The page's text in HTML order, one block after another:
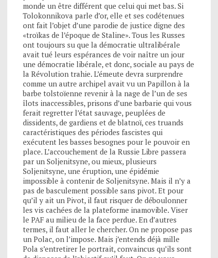
monde un être différent que celui qui met bas. Si
Tolokonnikova parle d’or, elle et ses codétenues
ont fait l’objet d’une parodie de justice digne des
«troïkas de l’époque de Staline». Tous les Russes
ont toujours su que la démocratie ultralibérale
avait tué leurs espérances de voir naître un jour
une démocratie libérale, et donc, sociale au pays de
la Révolution trahie. L’émeute devra surprendre
comme un autre archipel avait vu un Papillon à la
barbe tolstoïenne revenir à la nage de l’un de ses
îlots inaccessibles, prisons d’une barbarie qui vous
ferait regretter l’état sauvage, peuplées de
dissidents, de gardiens et de blatnoï, ces truands
caractéristiques des périodes fascistes qui
exécutent les basses besognes pour le pouvoir en
place. L’accouchement de la Russie Libre passera
par un Soljenitsyne, ou mieux, plusieurs
Soljenitsyne, une éruption, une épidémie
impossible à contenir de Soljenitsyne. Mais il n’y a
pas de basculement possible sans pivot. Et pour
qu’il y ait un Pivot, il faut risquer de déboulonner
les vis cachées de la plateforme inamovible. Viser
le PAF au milieu de la face perdue. En d’autres
termes, il faut aller le chercher. On ne propose pas
un Polac, on l’impose. Mais j’entends déjà mille
Pola s’entretirer le portrait, convaincus qu’ils sont